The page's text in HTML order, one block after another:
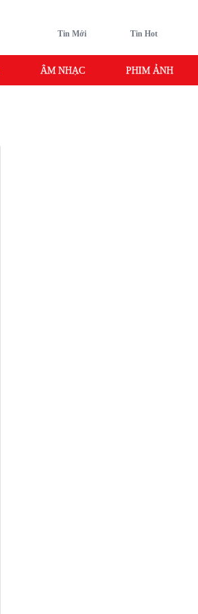
Tin Mới Tin Hot
ÂM NHẠC PHIM ẢNH